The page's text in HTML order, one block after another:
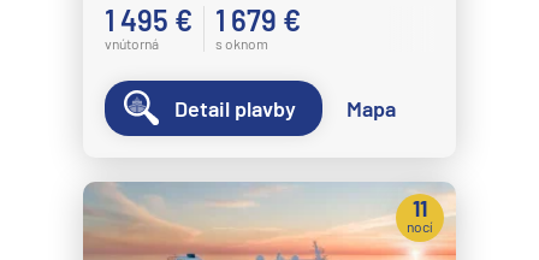
1 495 €
vnútorná
1 679 €
s oknom
Detail plavby Mapa
11
nocí